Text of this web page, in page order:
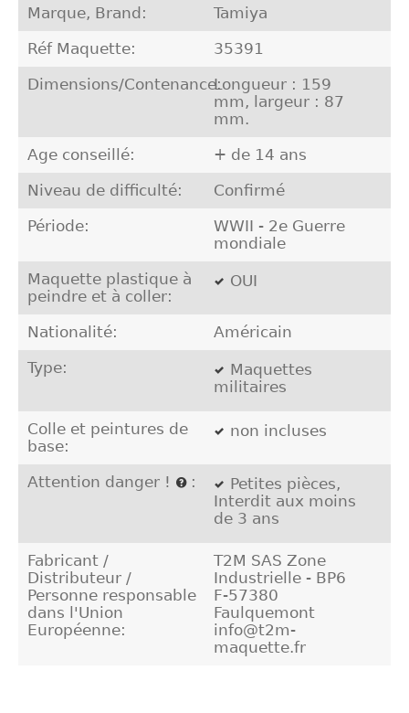
Marque, Brand: Tamiya
Réf Maquette: 35391
Dimensions/Contenance:Longueur : 159
mm, largeur : 87
mm.
Age conseillé: + de 14 ans
Niveau de difficulté: Confirmé
Période:
WWII - 2e Guerre
mondiale
Maquette plastique à
peindre et à coller:
OUI
Nationalité: Américain
Type:
Maquettes
militaires
Colle et peintures de
base:
non incluses
Attention danger ! :
Petites pièces,
Interdit aux moins
de 3 ans
Fabricant /
Distributeur /
Personne responsable
dans l'Union
Européenne:
T2M SAS Zone
Industrielle - BP6
F-57380
Faulquemont
info@t2m-
maquette.fr